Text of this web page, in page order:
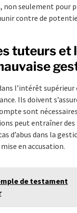
non seulement pour
contre de
tuteurs et
l’intérêt supérieur
Ils doivent
sont
peut entraîner des
d’abus dans la
en accusation.
de testament